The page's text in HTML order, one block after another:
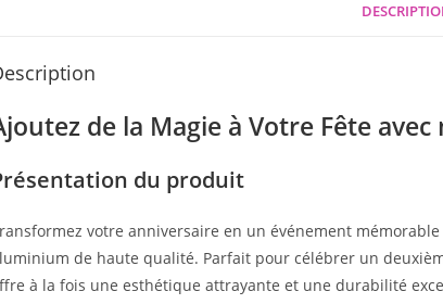
de la Magie à Votre Fête
du produit
votre anniversaire en un événement
de haute qualité. Parfait pour célébrer un
à la fois une esthétique attrayante et une durabilité